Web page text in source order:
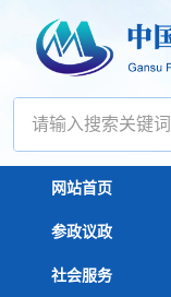
网站首页
参政议政
社会服务